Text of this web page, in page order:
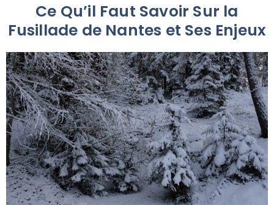
Ce Qu’il Faut Savoir Sur la
Fusillade de Nantes et Ses Enjeux